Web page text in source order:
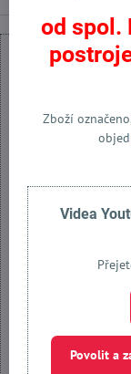
Externí
Povolit a
od spol.
Zboží
Videa
Povolit a